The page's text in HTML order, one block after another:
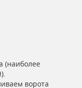
(наиболее
ворота